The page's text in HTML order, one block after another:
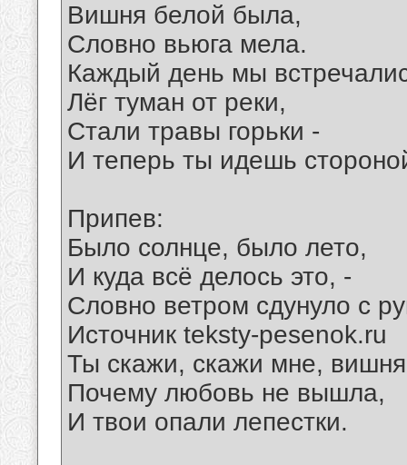
Вишня белой была,
Словно вьюга мела.
Каждый день мы
Лёг туман от реки,
Стали травы горьки -
И теперь ты идешь
Припев:
Было солнце, было лето,
И куда всё делось это, -
Словно ветром сдунуло с
Источник teksty-pesenok.ru
Ты скажи, скажи мне,
Почему любовь не вышла,
И твои опали лепестки.